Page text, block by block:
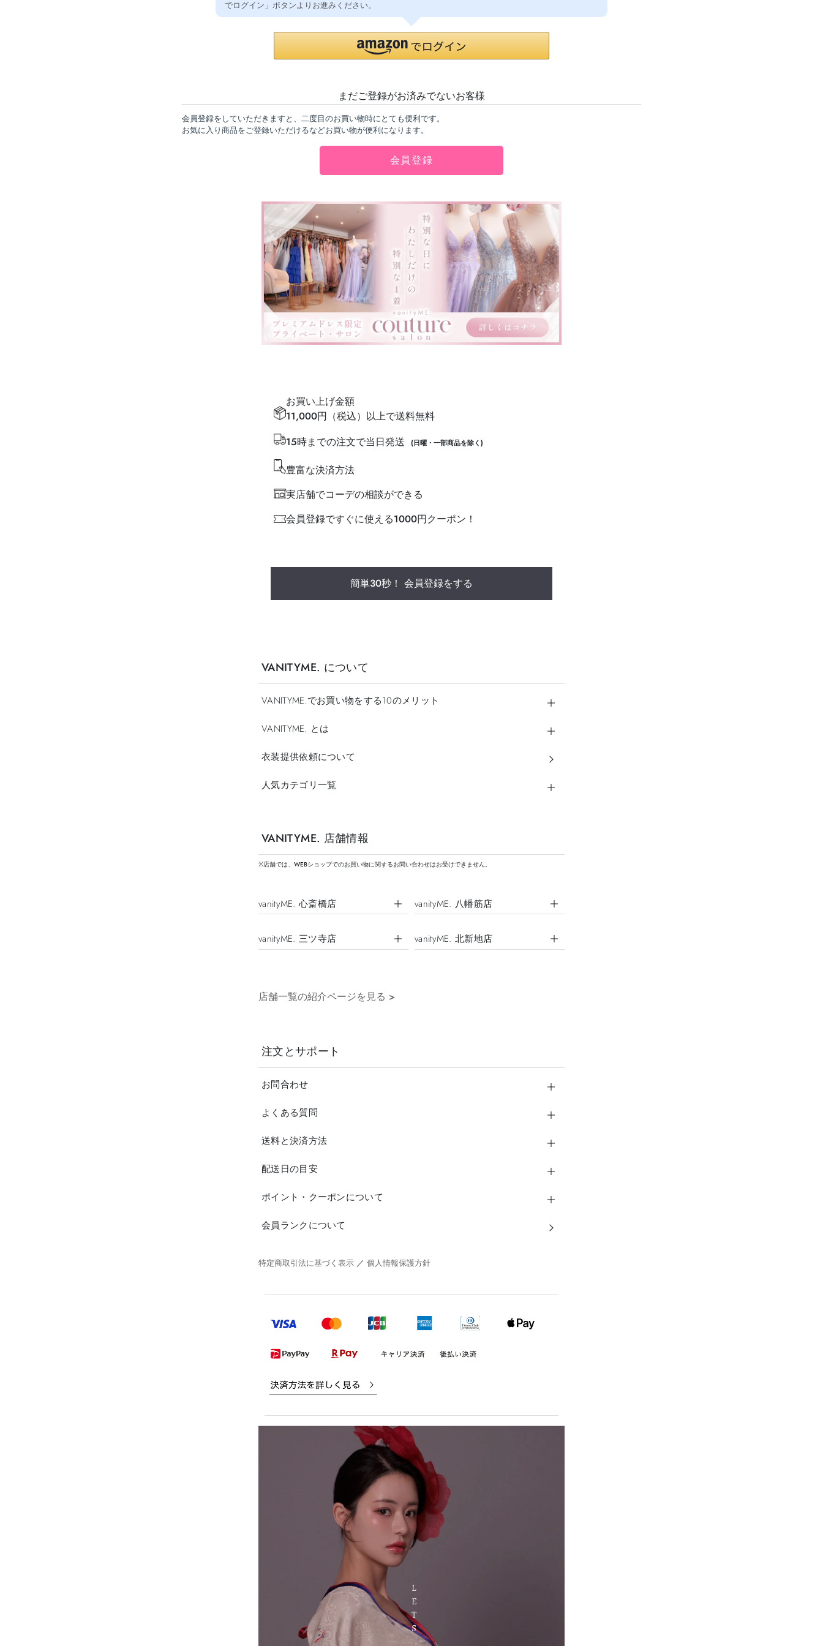
でログイン」ボタンよりお進みください。
まだご登録がお済みでないお客様
会員登録をしていただきますと、二度目のお買い物時にとても便利です。
お気に入り商品をご登録いただけるなどお買い物が便利になります。
会員登録
お買い上げ金額
11,000円（税込）以上で送料無料
15時までの注文で当日発送
(日曜・一部商品を除く)
豊富な決済方法
実店舗でコーデの相談ができる
会員登録ですぐに使える1000円クーポン！
簡単30秒！ 会員登録をする
VANITYME. について
VANITYME.でお買い物をする10のメリット
VANITYME. とは
衣装提供依頼について
人気カテゴリ一覧
VANITYME. 店舗情報
※店舗では、WEBショップでのお買い物に関するお問い合わせはお受けできません。
vanityME. 心斎橋店 vanityME. 八幡筋店
vanityME. 三ツ寺店 vanityME. 北新地店
店舗一覧の紹介ページを見る >
注文とサポート
お問合わせ
よくある質問
送料と決済方法
配送日の目安
ポイント・クーポンについて
会員ランクについて
特定商取引法に基づく表示 ／ 個人情報保護方針